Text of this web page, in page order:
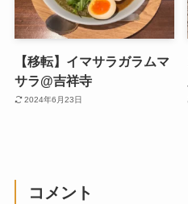
【移転】イマサラガラムマ
サラ@吉祥寺
2024年6月23日
コメント